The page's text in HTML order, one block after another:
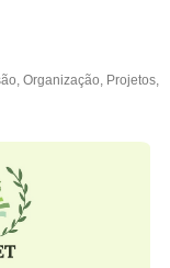
, Organização, Projetos,